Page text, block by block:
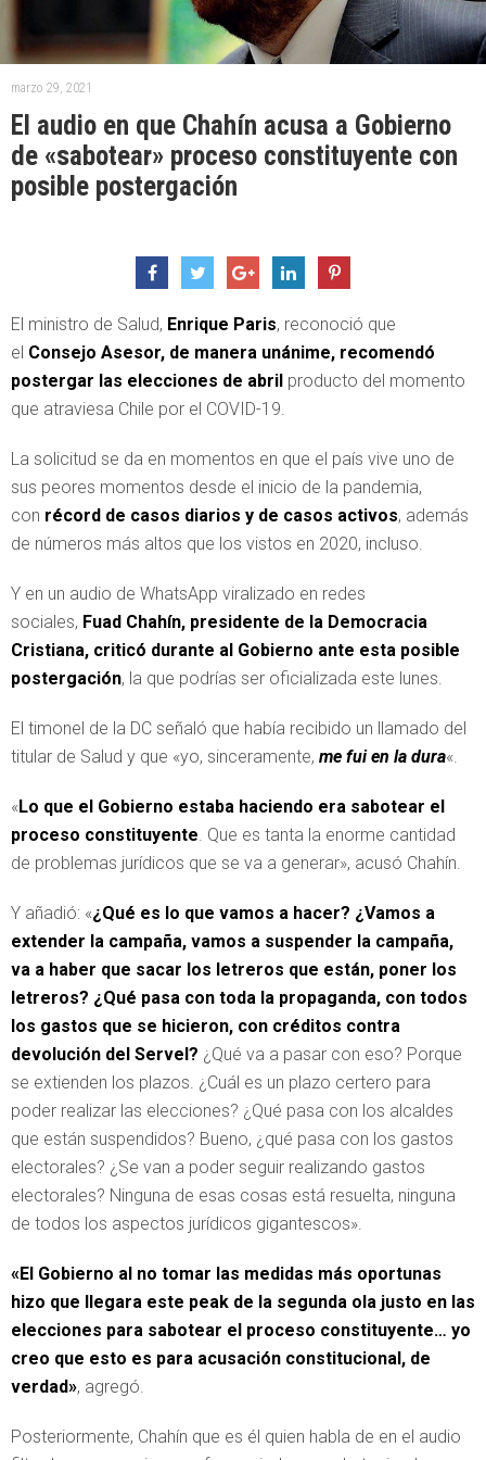
marzo 29, 2021
El audio en que Chahín acusa a Gobierno
de «sabotear» proceso constituyente con
posible postergación
El ministro de Salud, Enrique Paris, reconoció que
el Consejo Asesor, de manera unánime, recomendó
postergar las elecciones de abril producto del momento
que atraviesa Chile por el COVID-19.
La solicitud se da en momentos en que el país vive uno de
sus peores momentos desde el inicio de la pandemia,
con récord de casos diarios y de casos activos, además
de números más altos que los vistos en 2020, incluso.
Y en un audio de WhatsApp viralizado en redes
sociales, Fuad Chahín, presidente de la Democracia
Cristiana, criticó durante al Gobierno ante esta posible
postergación, la que podrías ser oficializada este lunes.
El timonel de la DC señaló que había recibido un llamado del
titular de Salud y que «yo, sinceramente, me fui en la dura«.
«Lo que el Gobierno estaba haciendo era sabotear el
proceso constituyente. Que es tanta la enorme cantidad
de problemas jurídicos que se va a generar», acusó Chahín.
Y añadió: «¿Qué es lo que vamos a hacer? ¿Vamos a
extender la campaña, vamos a suspender la campaña,
va a haber que sacar los letreros que están, poner los
letreros? ¿Qué pasa con toda la propaganda, con todos
los gastos que se hicieron, con créditos contra
devolución del Servel? ¿Qué va a pasar con eso? Porque
se extienden los plazos. ¿Cuál es un plazo certero para
poder realizar las elecciones? ¿Qué pasa con los alcaldes
que están suspendidos? Bueno, ¿qué pasa con los gastos
electorales? ¿Se van a poder seguir realizando gastos
electorales? Ninguna de esas cosas está resuelta, ninguna
de todos los aspectos jurídicos gigantescos».
«El Gobierno al no tomar las medidas más oportunas
hizo que llegara este peak de la segunda ola justo en las
elecciones para sabotear el proceso constituyente… yo
creo que esto es para acusación constitucional, de
verdad», agregó.
Posteriormente, Chahín que es él quien habla de en el audio